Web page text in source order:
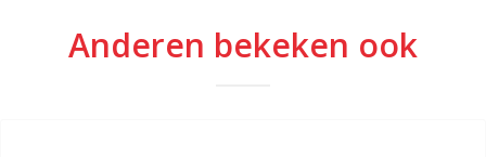
Anderen bekeken ook